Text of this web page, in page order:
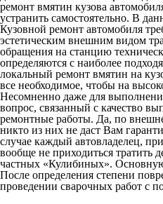
ремонт вмятин кузова
устранить самостоятельно. В
Кузовной ремонт автомобиля
эстетическим внешним видом
обращения на станцию
определяются с наиболее
локальный ремонт вмятин на
все необходимое, чтобы на
Несомненно даже для
вопрос, связанный с качество
ремонтные работы. Да, по
никто из них не даст Вам
случае каждый автовладелец,
вообще не приходиться
частных «Кулибиных». Основную
После определения степени
проведении сварочных работ с